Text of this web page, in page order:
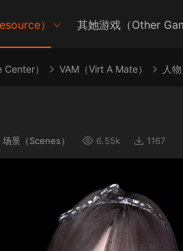
） 其她游戏（Other
） VAM（Virt A Mate） 人
场景（Scenes） 6.55k 1167